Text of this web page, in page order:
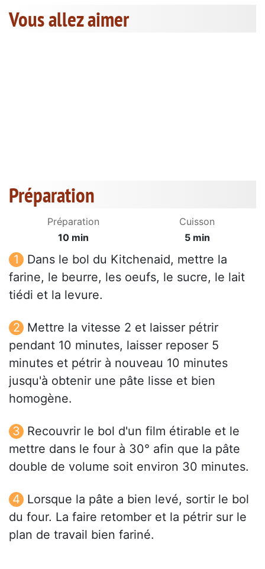
Vous allez aimer
Préparation
Préparation
10 min
Cuisson
5 min
Dans le bol du Kitchenaid, mettre la
farine, le beurre, les oeufs, le sucre, le lait
tiédi et la levure.
Mettre la vitesse 2 et laisser pétrir
pendant 10 minutes, laisser reposer 5
minutes et pétrir à nouveau 10 minutes
jusqu'à obtenir une pâte lisse et bien
homogène.
Recouvrir le bol d'un film étirable et le
mettre dans le four à 30° afin que la pâte
double de volume soit environ 30 minutes.
Lorsque la pâte a bien levé, sortir le bol
du four. La faire retomber et la pétrir sur le
plan de travail bien fariné.